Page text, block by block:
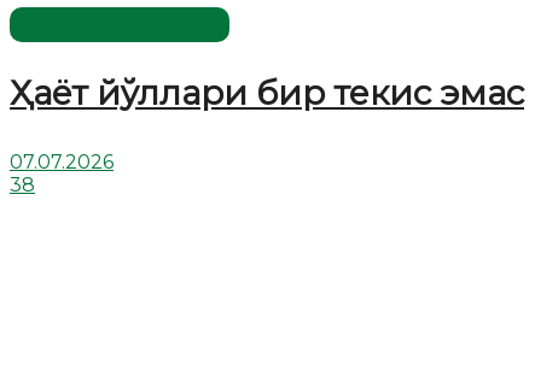
Ҳаёт йўллари бир текис эмас
07.07.2026
38